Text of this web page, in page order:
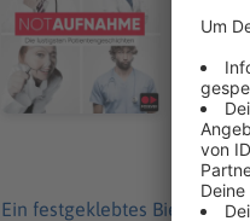
vom
und
Ein festgeklebtes Bierfass